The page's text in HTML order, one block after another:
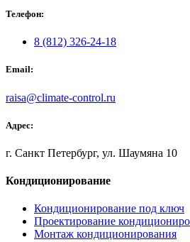
Телефон:
8 (812) 326-24-18
Email:
raisa@climate-control.ru
Адрес:
г. Санкт Петербург, ул. Шаумяна 10
Кондиционирование
Кондиционирование под ключ
Проектирование
Монтаж кондиционирования